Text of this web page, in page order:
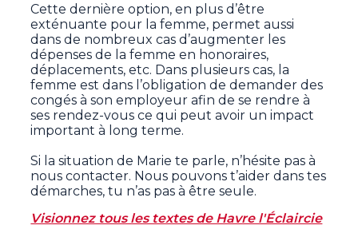
Cette dernière option, en plus d’être
exténuante pour la femme, permet aussi
dans de nombreux cas d’augmenter les
dépenses de la femme en honoraires,
déplacements, etc. Dans plusieurs cas, la
femme est dans l’obligation de demander des
congés à son employeur afin de se rendre à
ses rendez-vous ce qui peut avoir un impact
important à long terme.
Si la situation de Marie te parle, n’hésite pas à
nous contacter. Nous pouvons t’aider dans tes
démarches, tu n’as pas à être seule.
Visionnez tous les textes de Havre l'Éclaircie